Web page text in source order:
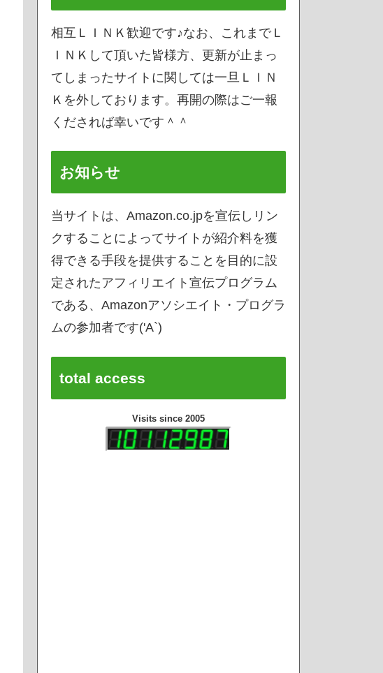
相互ＬＩＮＫ歓迎です♪なお、これまでＬ
ＩＮＫして頂いた皆様方、更新が止まっ
てしまったサイトに関しては一旦ＬＩＮ
Ｋを外しております。再開の際はご一報
くだされば幸いです＾＾
お知らせ
当サイトは、Amazon.co.jpを宣伝しリン
クすることによってサイトが紹介料を獲
得できる手段を提供することを目的に設
定されたアフィリエイト宣伝プログラム
である、Amazonアソシエイト・プログラ
ムの参加者です('A`)
total access
Visits since 2005